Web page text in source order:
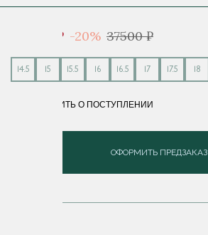
30 000 ₽ -20% 37500 ₽
14.5 15 15.5 16 16.5 17 17.5 18
СООБЩИТЬ О ПОСТУПЛЕНИИ
ОФОРМИТЬ ПРЕДЗАКАЗ